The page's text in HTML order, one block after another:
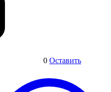
0 Оставить